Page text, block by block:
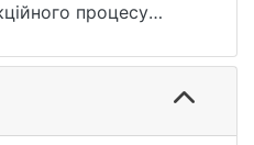
процесу
підходу.